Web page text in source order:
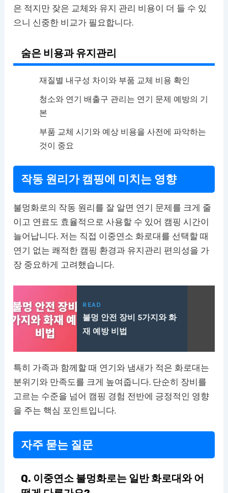
은 적지만 잦은 교체와 유지 관리 비용이 더 들 수 있
으니 신중한 비교가 필요합니다.
숨은 비용과 유지관리
재질별 내구성 차이와 부품 교체 비용 확인
청소와 연기 배출구 관리는 연기 문제 예방의 기
본
부품 교체 시기와 예상 비용을 사전에 파악하는
것이 중요
작동 원리가 캠핑에 미치는 영향
불멍화로의 작동 원리를 잘 알면 연기 문제를 크게 줄
이고 연료도 효율적으로 사용할 수 있어 캠핑 시간이
늘어납니다. 저는 직접 이중연소 화로대를 선택할 때
연기 없는 쾌적한 캠핑 환경과 유지관리 편의성을 가
장 중요하게 고려했습니다.
READ
불멍 안전 장비 5가지와 화
재 예방 비법
특히 가족과 함께할 때 연기와 냄새가 적은 화로대는
분위기와 만족도를 크게 높여줍니다. 단순히 장비를
고르는 수준을 넘어 캠핑 경험 전반에 긍정적인 영향
을 주는 핵심 포인트입니다.
자주 묻는 질문
Q. 이중연소 불멍화로는 일반 화로대와 어